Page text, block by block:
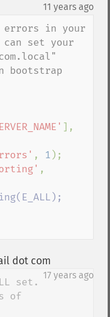
11 years ago
in your
set your
bootstrap
],
, 1 );
dot com
17 years ago
set.